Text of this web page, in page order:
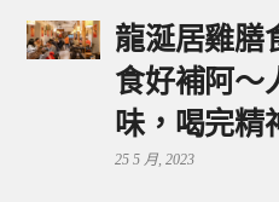
龍涎居雞膳
食好補阿～
味，喝完精
25 5 月, 2023